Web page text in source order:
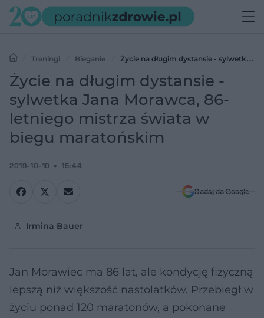
Treningi Bieganie
Życie na długim dystansie - sylwetka
Jana Morawca, 86-letniego mistrza świata w biegu maratońskim
Życie na długim dystansie -
sylwetka Jana Morawca, 86-
letniego mistrza świata w
biegu maratońskim
2019-10-10 15:44
Dodaj do Google
Irmina Bauer
Jan Morawiec ma 86 lat, ale kondycję fizyczną
lepszą niż większość nastolatków. Przebiegł w
życiu ponad 120 maratonów, a pokonane